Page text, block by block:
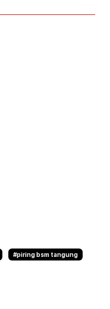
#piring bsm tangung